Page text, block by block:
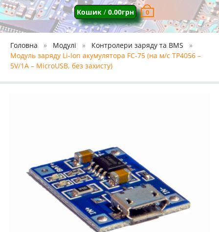
Кошик/ 0.00грн 0
Головна Модулі
Контролери заряду та BMS
Модуль заряду Li-Ion акумулятора FC-75 (на м/с TP4056 –
5V/1A – MicroUSB, без захисту)